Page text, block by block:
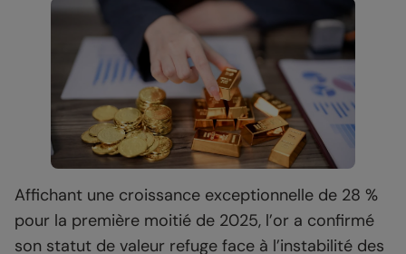
Affichant une croissance exceptionnelle de 28 %
pour la première moitié de 2025, l’or a confirmé
son statut de valeur refuge face à l’instabilité des